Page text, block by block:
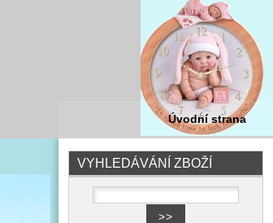
Úvodní strana
VYHLEDÁVÁNÍ ZBOŽÍ